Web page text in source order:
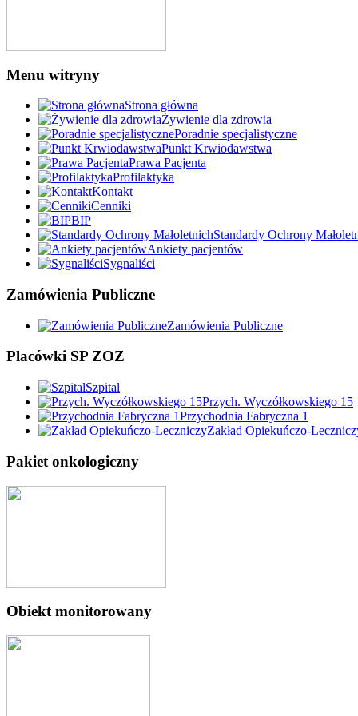
Menu witryny
Strona główna
Żywienie dla zdrowia
Poradnie specjalistyczne
Punkt Krwiodawstwa
Prawa Pacjenta
Profilaktyka
Kontakt
Cenniki
BIP
Standardy Ochrony
Ankiety pacjentów
Sygnaliści
Zamówienia Publiczne
Zamówienia Publiczne
Placówki SP ZOZ
Szpital
Przych. Wyczółkowskiego 15
Przychodnia Fabryczna 1
Zakład Opiekuńczo-
Pakiet onkologiczny
Obiekt monitorowany